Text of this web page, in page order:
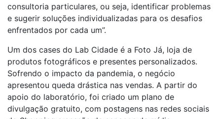
consultoria particulares, ou seja, identificar problemas
e sugerir soluções individualizadas para os desafios
enfrentados por cada um”.
Um dos cases do Lab Cidade é a Foto Já, loja de
produtos fotográficos e presentes personalizados.
Sofrendo o impacto da pandemia, o negócio
apresentou queda drástica nas vendas. A partir do
apoio do laboratório, foi criado um plano de
divulgação gratuito, com postagens nas redes sociais